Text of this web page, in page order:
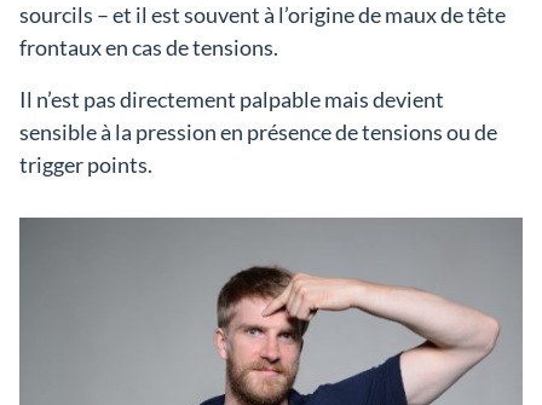
sourcils – et il est souvent à l’origine de maux de tête
frontaux en cas de tensions.
Il n’est pas directement palpable mais devient
sensible à la pression en présence de tensions ou de
trigger points.